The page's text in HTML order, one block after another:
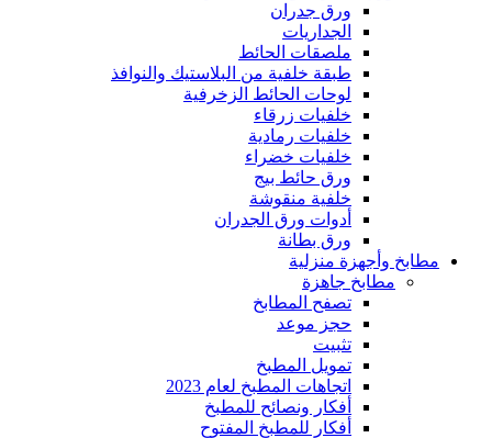
ورق جدران
الجداريات
ملصقات الحائط
طبقة خلفية من البلاستيك والنوافذ
لوحات الحائط الزخرفية
خلفيات زرقاء
خلفيات رمادية
خلفيات خضراء
ورق حائط بيج
خلفية منقوشة
أدوات ورق الجدران
ورق بطانة
مطابخ وأجهزة منزلية
مطابخ جاهزة
تصفح المطابخ
حجز موعد
تثبيت
تمويل المطبخ
اتجاهات المطبخ لعام 2023
أفكار ونصائح للمطبخ
أفكار للمطبخ المفتوح